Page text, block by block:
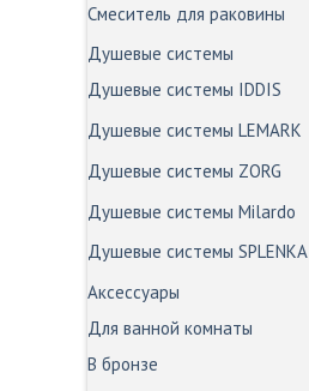
Смеситель для раковины
Душевые системы
Душевые системы IDDIS
Душевые системы LEMARK
Душевые системы ZORG
Душевые системы Milardo
Душевые системы SPLENKA
Аксессуары
Для ванной комнаты
В бронзе